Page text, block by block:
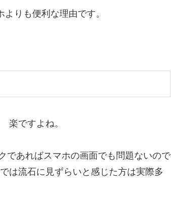
りも便利な理由です。
楽ですよね。
であればスマホの画面でも問題ないので
は流石に見ずらいと感じた方は実際多